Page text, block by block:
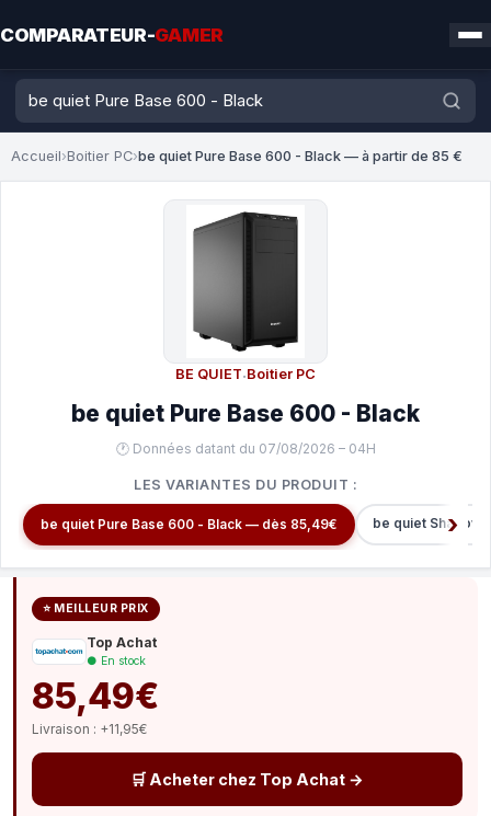
COMPARATEUR-GAMER
Accueil›Boitier PC›be quiet Pure Base 600 - Black — à partir de 85 €
BE QUIET·Boitier PC
be quiet Pure Base 600 - Black
🕐 Données datant du 07/08/2026 – 04H
LES VARIANTES DU PRODUIT :
be quiet Pure Base 600 - Black — dès 85,49€ be quiet Shadow
⭐ MEILLEUR PRIX
Top Achat
● En stock
85,49€
Livraison : +11,95€
🛒 Acheter chez Top Achat →